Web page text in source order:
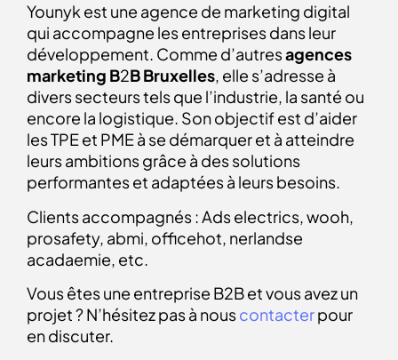
Younyk est une agence de marketing digital
qui accompagne les entreprises dans leur
développement. Comme d’autresagences
marketing B2B Bruxelles, elle s’adresse à
divers secteurs tels que l’industrie, la santé ou
encore la logistique. Son objectif est d’aider
les TPE et PME à se démarquer et à atteindre
leurs ambitions grâce à des solutions
performantes et adaptées à leurs besoins.
Clients accompagnés : Ads electrics, wooh,
prosafety, abmi, officehot, nerlandse
acadaemie, etc.
Vous êtes une entreprise B2B et vous avez un
projet ? N’hésitez pas à nouscontacterpour
en discuter.